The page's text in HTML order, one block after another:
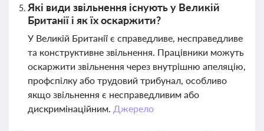
Які види звільнення існують у Великій
Британії і як їх оскаржити?
У Великій Британії є справедливе, несправедливе
та конструктивне звільнення. Працівники можуть
оскаржити звільнення через внутрішню апеляцію,
профспілку або трудовий трибунал, особливо
якщо звільнення є несправедливим або
дискримінаційним. Джерело